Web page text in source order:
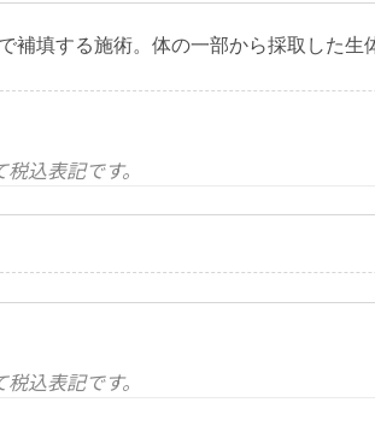
填する施術。体の一部から採取した生
込表記です。
込表記です。